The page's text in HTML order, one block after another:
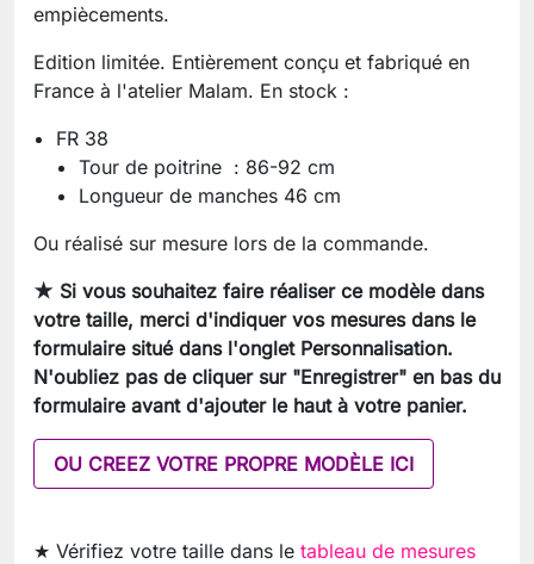
empiècements.
Edition limitée. Entièrement conçu et fabriqué en
France à l'atelier Malam. En stock :
FR 38
Tour de poitrine : 86-92 cm
Longueur de manches 46 cm
Ou réalisé sur mesure lors de la commande.
★ Si vous souhaitez faire réaliser ce modèle dans
votre taille, merci d'indiquer vos mesures dans le
formulaire situé dans l'onglet Personnalisation.
N'oubliez pas de cliquer sur "Enregistrer" en bas du
formulaire avant d'ajouter le haut à votre panier.
OU CREEZ VOTRE PROPRE MODÈLE ICI
★ Vérifiez votre taille dans le tableau de mesures